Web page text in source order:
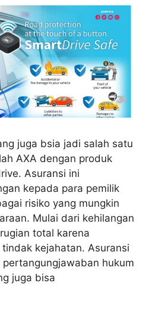
juga bsia jadi salah satu
AXA dengan produk
Asuransi ini
kepada para pemilik
risiko yang mungkin
Mulai dari kehilangan
total karena
kejahatan. Asuransi
hukum
juga bisa